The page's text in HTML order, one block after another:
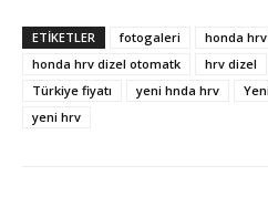
ETIKETLER fotogaleri honda hrv
honda hrv dizel otomatk
hrv dizel
Türkiye fiyatı
yeni hnda hrv
yeni hrv